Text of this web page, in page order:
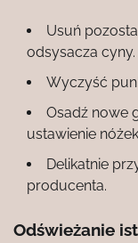
Usuń
odsysacza cyny.
Wyczyść
Osadź nowe
ustawienie
Delikatnie
producenta.
Odświeżanie